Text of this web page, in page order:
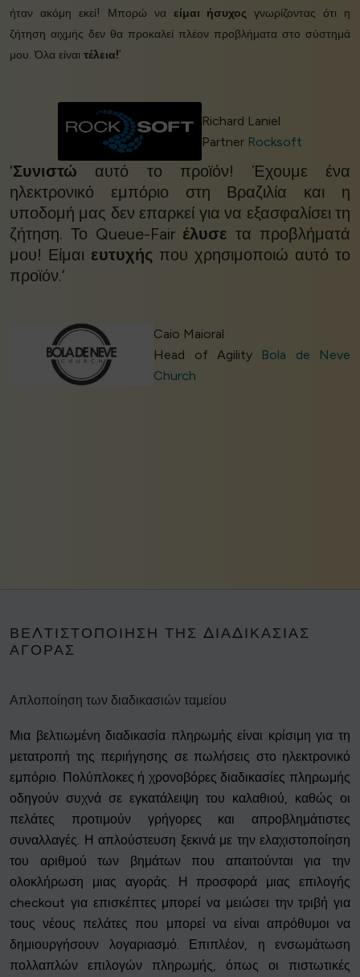
ήταν ακόμη εκεί! Μπορώ να είμαι ήσυχος γνωρίζοντας ότι η
ζήτηση αιχμής δεν θα προκαλεί πλέον προβλήματα στο σύστημά
μου. Όλα είναι τέλεια!’
Richard Laniel
Partner Rocksoft
‘Συνιστώ αυτό το προϊόν! Έχουμε ένα
ηλεκτρονικό εμπόριο στη Βραζιλία και η
υποδομή μας δεν επαρκεί για να εξασφαλίσει τη
ζήτηση. Το Queue-Fair έλυσε τα προβλήματά
μου! Είμαι ευτυχής που χρησιμοποιώ αυτό το
προϊόν.’
Caio Maioral
Head of Agility Bola de Neve
Church
ΒΕΛΤΙΣΤΟΠΟΊΗΣΗ ΤΗΣ ΔΙΑΔΙΚΑΣΊΑΣ
ΑΓΟΡΆΣ
Απλοποίηση των διαδικασιών ταμείου
Μια βελτιωμένη διαδικασία πληρωμής είναι κρίσιμη για τη
μετατροπή της περιήγησης σε πωλήσεις στο ηλεκτρονικό
εμπόριο. Πολύπλοκες ή χρονοβόρες διαδικασίες πληρωμής
οδηγούν συχνά σε εγκατάλειψη του καλαθιού, καθώς οι
πελάτες προτιμούν γρήγορες και απροβλημάτιστες
συναλλαγές. Η απλούστευση ξεκινά με την ελαχιστοποίηση
του αριθμού των βημάτων που απαιτούνται για την
ολοκλήρωση μιας αγοράς. Η προσφορά μιας επιλογής
checkout για επισκέπτες μπορεί να μειώσει την τριβή για
τους νέους πελάτες που μπορεί να είναι απρόθυμοι να
δημιουργήσουν λογαριασμό. Επιπλέον, η ενσωμάτωση
πολλαπλών επιλογών πληρωμής, όπως οι πιστωτικές